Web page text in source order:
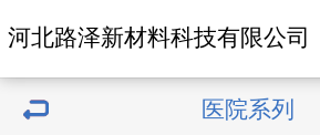
河北路泽新材料科技有限公司
医院系列